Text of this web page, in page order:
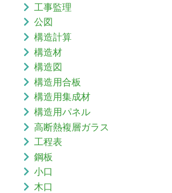
工事監理
公図
構造計算
構造材
構造図
構造用合板
構造用集成材
構造用パネル
高断熱複層ガラス
工程表
鋼板
小口
木口